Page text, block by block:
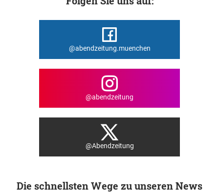
@abendzeitung.muenchen
@abendzeitung
@Abendzeitung
Die schnellsten Wege zu unseren News